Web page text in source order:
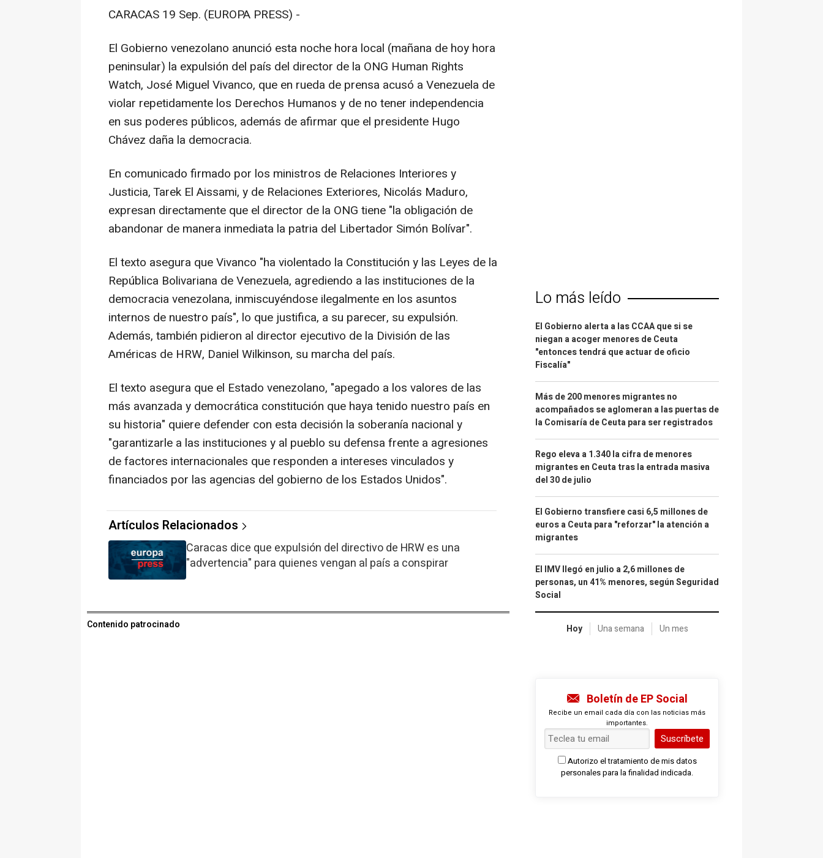
CARACAS 19 Sep. (EUROPA PRESS) -
El Gobierno venezolano anunció esta noche hora local (mañana de hoy hora
peninsular) la expulsión del país del director de la ONG Human Rights
Watch, José Miguel Vivanco, que en rueda de prensa acusó a Venezuela de
violar repetidamente los Derechos Humanos y de no tener independencia
en sus poderes públicos, además de afirmar que el presidente Hugo
Chávez daña la democracia.
En comunicado firmado por los ministros de Relaciones Interiores y
Justicia, Tarek El Aissami, y de Relaciones Exteriores, Nicolás Maduro,
expresan directamente que el director de la ONG tiene "la obligación de
abandonar de manera inmediata la patria del Libertador Simón Bolívar".
El texto asegura que Vivanco "ha violentado la Constitución y las Leyes de la
República Bolivariana de Venezuela, agrediendo a las instituciones de la
democracia venezolana, inmiscuyéndose ilegalmente en los asuntos
internos de nuestro país", lo que justifica, a su parecer, su expulsión.
Además, también pidieron al director ejecutivo de la División de las
Américas de HRW, Daniel Wilkinson, su marcha del país.
El texto asegura que el Estado venezolano, "apegado a los valores de las
más avanzada y democrática constitución que haya tenido nuestro país en
su historia" quiere defender con esta decisión la soberanía nacional y
"garantizarle a las instituciones y al pueblo su defensa frente a agresiones
de factores internacionales que responden a intereses vinculados y
financiados por las agencias del gobierno de los Estados Unidos".
Artículos Relacionados
Caracas dice que expulsión del directivo de HRW es una
"advertencia" para quienes vengan al país a conspirar
Contenido patrocinado
Lo más leído
El Gobierno alerta a las CCAA que si se
niegan a acoger menores de Ceuta
"entonces tendrá que actuar de oficio
Fiscalía"
Más de 200 menores migrantes no
acompañados se aglomeran a las puertas de
la Comisaría de Ceuta para ser registrados
Rego eleva a 1.340 la cifra de menores
migrantes en Ceuta tras la entrada masiva
del 30 de julio
El Gobierno transfiere casi 6,5 millones de
euros a Ceuta para "reforzar" la atención a
migrantes
El IMV llegó en julio a 2,6 millones de
personas, un 41% menores, según Seguridad
Social
Hoy Una semana Un mes
Boletín de EP Social
Recibe un email cada día con las noticias más
importantes.
Suscríbete
Autorizo el tratamiento de mis datos
personales para la finalidad indicada.